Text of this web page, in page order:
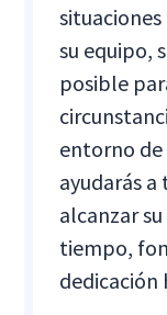
su equipo,
posible
entorno
ayudarás
alcanzar
tiempo,
dedicación